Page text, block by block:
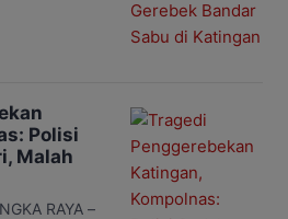
Irjen Pol
tiga
Kalemei,
anggota
Yudhie
Polisi
Malah
RAYA –